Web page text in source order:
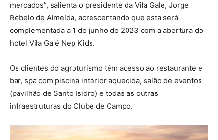
mercados”, salienta o presidente da Vila Galé, Jorge
Rebelo de Almeida, acrescentando que esta será
complementada a 1 de junho de 2023 com a abertura do
hotel Vila Galé Nep Kids.
Os clientes do agroturismo têm acesso ao restaurante e
bar, spa com piscina interior aquecida, salão de eventos
(pavilhão de Santo Isidro) e todas as outras
infraestruturas do Clube de Campo.